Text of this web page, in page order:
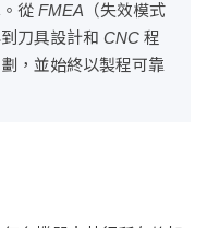
從 FMEA（失效模式
刀具設計和 CNC 程
，並始終以製程可靠